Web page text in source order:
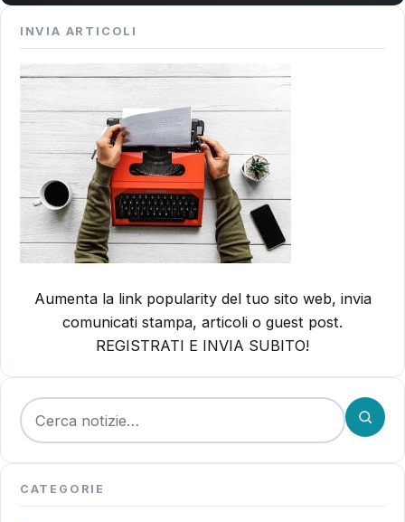
INVIA ARTICOLI
Aumenta la link popularity del tuo sito web, invia
comunicati stampa, articoli o guest post.
REGISTRATI E INVIA SUBITO!
Cerca:
CATEGORIE